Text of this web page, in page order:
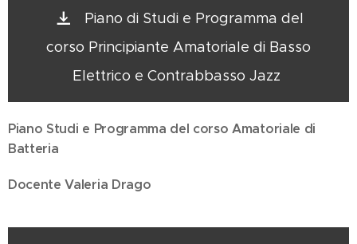
Piano di Studi e Programma del
corso Principiante Amatoriale di Basso
Elettrico e Contrabbasso Jazz
Piano Studi e Programma del corso Amatoriale di
Batteria
Docente Valeria Drago